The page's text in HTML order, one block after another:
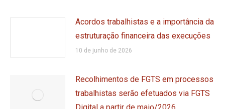
Acordos trabalhistas e a importância da
estruturação financeira das execuções
10 de junho de 2026
Recolhimentos de FGTS em processos
trabalhistas serão efetuados via FGTS